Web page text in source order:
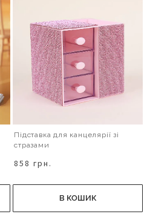
Підставка для канцелярії зі
стразами
858 грн.
В КОШИК